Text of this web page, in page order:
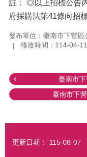
註： ◎以上招標公告
府採購法第41條向招
發布單位：臺南市下營區
修改時間：114-04-11
臺南市
臺南市下
:::
更新日期： 115-08-07